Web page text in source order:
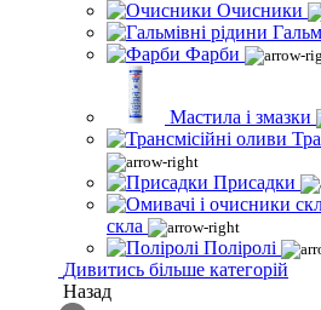
Очисники
Фарби
Мастила і змазки
Присадки
скла
Поліролі
Дивитись більше категорій
Назад